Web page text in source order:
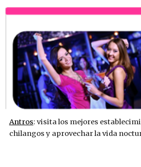
Antros: visita los mejores
chilangos y aprovechar la vida